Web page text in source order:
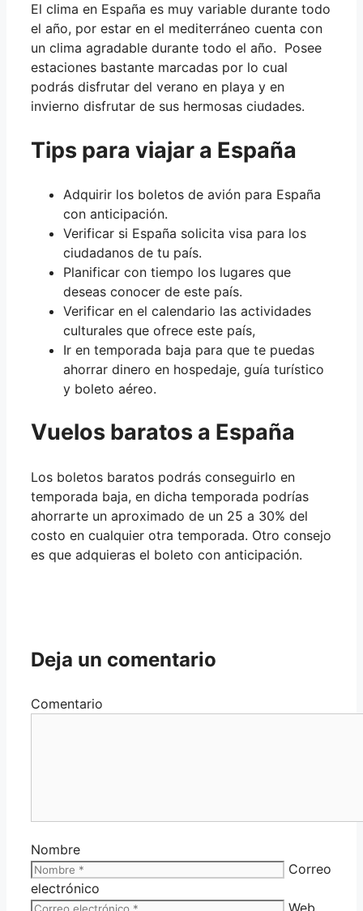
El clima en España es muy variable durante todo
el año, por estar en el mediterráneo cuenta con
un clima agradable durante todo el año. Posee
estaciones bastante marcadas por lo cual
podrás disfrutar del verano en playa y en
invierno disfrutar de sus hermosas ciudades.
Tips para viajar a España
Adquirir los boletos de avión para España
con anticipación.
Verificar si España solicita visa para los
ciudadanos de tu país.
Planificar con tiempo los lugares que
deseas conocer de este país.
Verificar en el calendario las actividades
culturales que ofrece este país,
Ir en temporada baja para que te puedas
ahorrar dinero en hospedaje, guía turístico
y boleto aéreo.
Vuelos baratos a España
Los boletos baratos podrás conseguirlo en
temporada baja, en dicha temporada podrías
ahorrarte un aproximado de un 25 a 30% del
costo en cualquier otra temporada. Otro consejo
es que adquieras el boleto con anticipación.
Deja un comentario
Comentario
Nombre
Correo
electrónico
Web